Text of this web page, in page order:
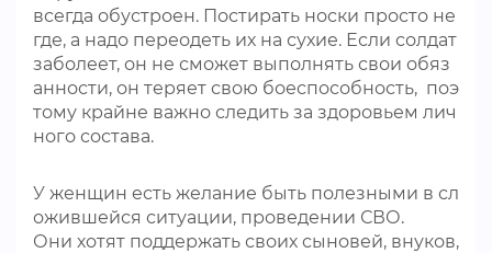
всегда обустроен. Постирать носки просто не
где, а надо переодеть их на сухие. Если солдат
заболеет, он не сможет выполнять свои обяз
анности, он теряет свою боеспособность, поэ
тому крайне важно следить за здоровьем лич
ного состава.
У женщин есть желание быть полезными в сл
ожившейся ситуации, проведении СВО.
Они хотят поддержать своих сыновей, внуков,